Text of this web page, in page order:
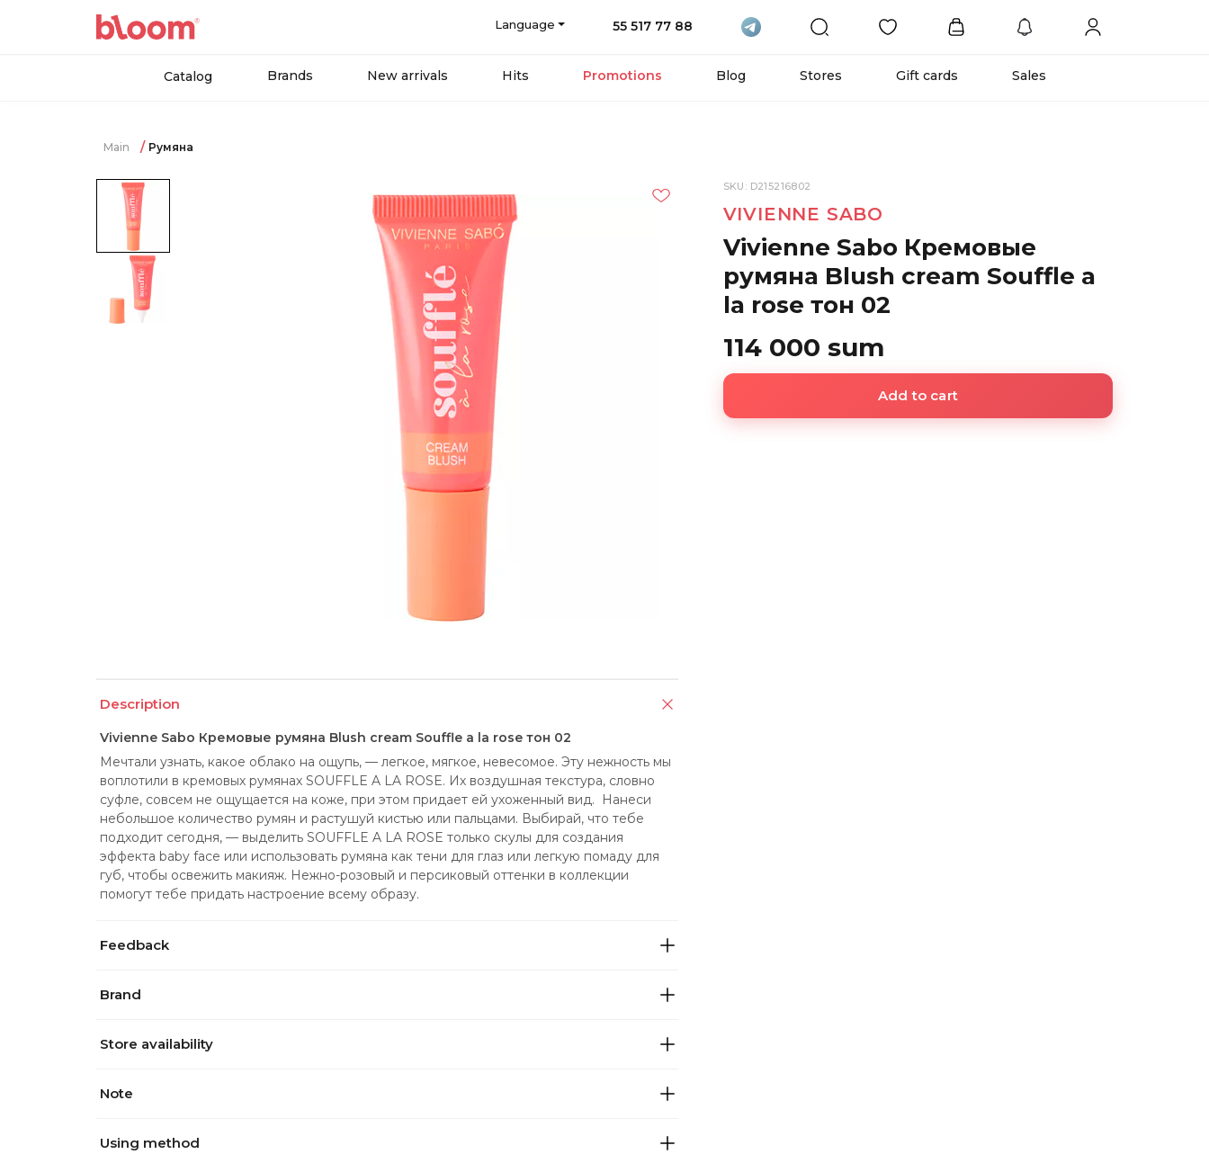
Language 55 517 77 88
Catalog Brands New arrivals Hits Promotions Blog Stores Gift cards Sales
Main Румяна
Description
Vivienne Sabo Кремовые румяна Blush cream Souffle a la rose тон 02
Мечтали узнать, какое облако на ощупь, — легкое, мягкое, невесомое. Эту нежность мы
воплотили в кремовых румянах SOUFFLE A LA ROSE. Их воздушная текстура, словно
суфле, совсем не ощущается на коже, при этом придает ей ухоженный вид.  Нанеси
небольшое количество румян и растушуй кистью или пальцами. Выбирай, что тебе
подходит сегодня, — выделить SOUFFLE A LA ROSE только скулы для создания
эффекта baby face или использовать румяна как тени для глаз или легкую помаду для
губ, чтобы освежить макияж. Нежно-розовый и персиковый оттенки в коллекции
помогут тебе придать настроение всему образу.
Feedback
Brand
Store availability
Note
Using method
SKU: D215216802
VIVIENNE SABO
Vivienne Sabo Кремовые
румяна Blush cream Souffle a
la rose тон 02
114 000 sum
Add to cart